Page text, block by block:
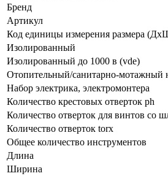
Бренд
Артикул
Код единицы измерения размера
Изолированный
Изолированный до 1000 в (vde)
Отопительный/санитарно-мотажный
Набор электрика, электромонтера
Количество крестовых отверток ph
Количество отверток для винтов со
Количество отверток torx
Общее количество инструментов
Длина
Ширина